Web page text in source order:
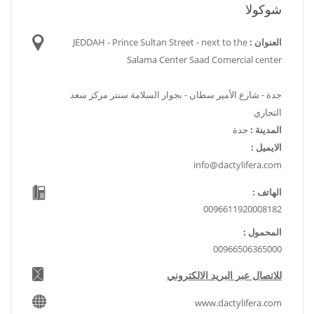
شوكولا
العنوان : JEDDAH - Prince Sultan Street - next to the
Salama Center Saad Comercial center
جدة - شارع الأمير سطان - بجوار السلامة سنتر مركز سعد
التجاري
المدينة : جدة
الايميل :
info@dactylifera.com
الهاتف :
0096611920008182
المحمول :
00966506365000
للاتصال عبر البريد الالكتروني
www.dactylifera.com